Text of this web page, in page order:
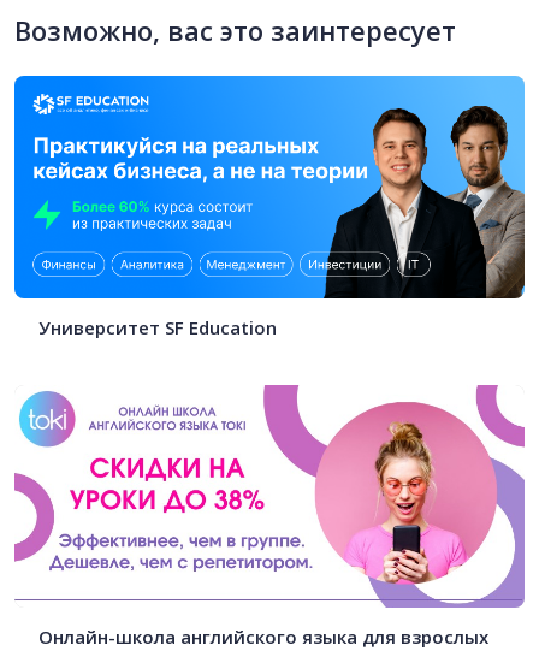
Возможно, вас это заинтересует
Университет SF Education
Онлайн-школа английского языка для взрослых